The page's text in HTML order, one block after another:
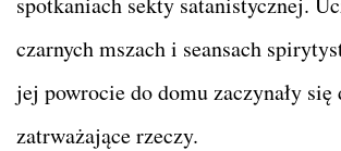
czarnych mszach i seansach
jej powrocie do domu zaczynały się
zatrważające rzeczy.